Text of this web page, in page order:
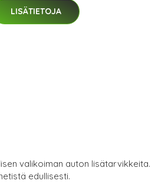
LISÄTIETOJA
valikoiman auton lisätarvikkeita.
edullisesti.